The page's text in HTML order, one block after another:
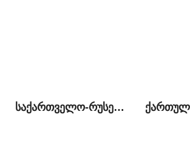
საქართველო-რუსეთი: ორი პერსპექტივა პოლიტიკურ, უსაფრთხოების და ეკონომიკურ საკითხებზე